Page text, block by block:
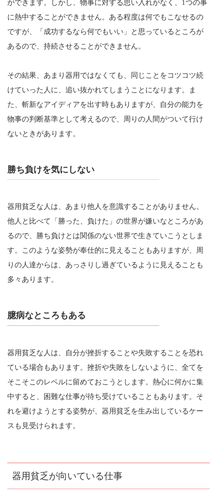
ができます。しかし、物事に対する思い入れがなく、1つの事
に熱中することができません。ある程度は何でもこなせるの
ですが、「成功するなら何でもいい」と思っているところが
あるので、持続させることができません。
その結果、あまり器用ではなくても、同じことをコツコツ続
けていった人に、追い抜かれてしまうことになります。ま
た、斬新なアイディアを出す時もありますが、自分の能力を
物事の判断基準として考えるので、周りの人間がついて行け
ないときがあります。
勝ち負けを気にしない
器用貧乏な人は、あまり他人を意識することがありません。
他人と比べて「勝った、負けた」の世界が嫌いなところがあ
るので、勝ち負けとは関係のない世界で生きていこうとしま
す。このような姿勢が奉仕的に見えることもありますが、周
りの人達からは、あっさりし過ぎているように見えることも
多々あります。
臆病なところもある
器用貧乏な人は、自分が挫折することや失敗することを恐れ
ている場合もあります。挫折や失敗をしないように、全てを
そこそこのレベルに留めておこうとします。熱心に何かに集
中すると、困難な仕事が待ち受けていることもあります。そ
れを避けようとする姿勢が、器用貧乏を生み出しているケー
スも見受けられます。
器用貧乏が向いている仕事